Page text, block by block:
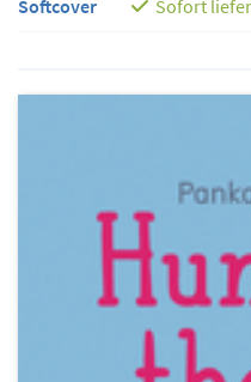
Softcover Sofort